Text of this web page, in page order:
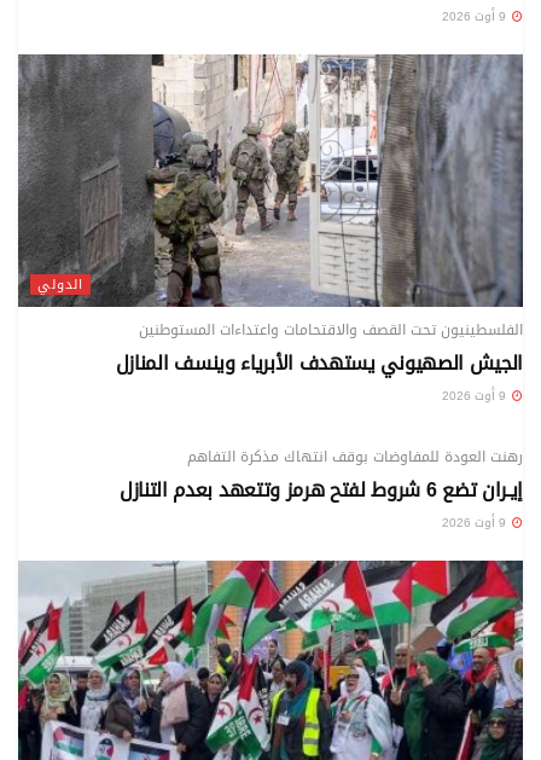
الدولي
الفلسطينيون تحت القصف والاقتحامات واعتداءات المستوطنين
الجيش الصهيوني يستهدف الأبرياء وينسف المنازل
رهنت العودة للمفاوضات بوقف انتهاك مذكرة التفاهم
إيـران تضع 6 شروط لفتح هرمز وتتعهد بعدم التنازل